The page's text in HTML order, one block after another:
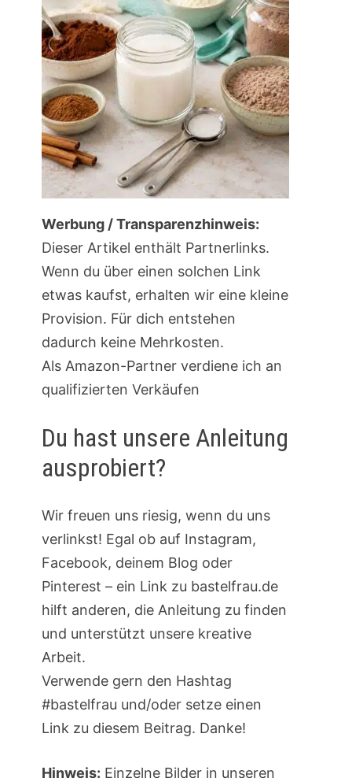
Werbung / Transparenzhinweis:
Dieser Artikel enthält Partnerlinks.
Wenn du über einen solchen Link
etwas kaufst, erhalten wir eine kleine
Provision. Für dich entstehen
dadurch keine Mehrkosten.
Als Amazon-Partner verdiene ich an
qualifizierten Verkäufen
Du hast unsere Anleitung
ausprobiert?
Wir freuen uns riesig, wenn du uns
verlinkst! Egal ob auf Instagram,
Facebook, deinem Blog oder
Pinterest – ein Link zu bastelfrau.de
hilft anderen, die Anleitung zu finden
und unterstützt unsere kreative
Arbeit.
Verwende gern den Hashtag
#bastelfrau und/oder setze einen
Link zu diesem Beitrag. Danke!
Hinweis: Einzelne Bilder in unseren